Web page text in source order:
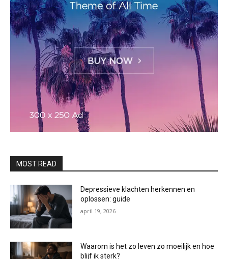
MOST READ
Depressieve klachten herkennen en
oplossen: guide
april 19, 2026
Waarom is het zo leven zo moeilijk en hoe
blijf ik sterk?